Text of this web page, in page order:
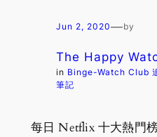
Jun 2, 2020—by
The Happy
in Binge-Watch Club
筆記
每日 Netflix 十大熱門